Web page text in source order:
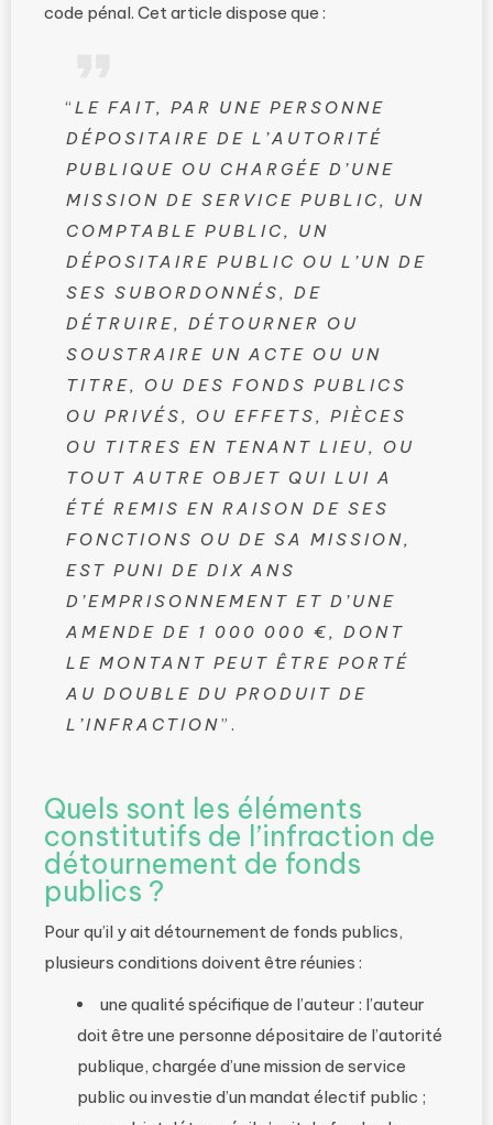
code pénal. Cet article dispose que :
“ LE FAIT, PAR UNE PERSONNE
DÉPOSITAIRE DE L’AUTORITÉ
PUBLIQUE OU CHARGÉE D’UNE
MISSION DE SERVICE PUBLIC, UN
COMPTABLE PUBLIC, UN
DÉPOSITAIRE PUBLIC OU L’UN DE
SES SUBORDONNÉS, DE
DÉTRUIRE, DÉTOURNER OU
SOUSTRAIRE UN ACTE OU UN
TITRE, OU DES FONDS PUBLICS
OU PRIVÉS, OU EFFETS, PIÈCES
OU TITRES EN TENANT LIEU, OU
TOUT AUTRE OBJET QUI LUI A
ÉTÉ REMIS EN RAISON DE SES
FONCTIONS OU DE SA MISSION,
EST PUNI DE DIX ANS
D’EMPRISONNEMENT ET D’UNE
AMENDE DE 1 000 000 €, DONT
LE MONTANT PEUT ÊTRE PORTÉ
AU DOUBLE DU PRODUIT DE
L’INFRACTION”.
Quels sont les éléments
constitutifs de l’infraction de
détournement de fonds
publics ?
Pour qu’il y ait détournement de fonds publics,
plusieurs conditions doivent être réunies :
une qualité spécifique de l’auteur : l’auteur
doit être une personne dépositaire de l’autorité
publique, chargée d’une mission de service
public ou investie d’un mandat électif public ;